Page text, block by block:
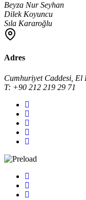
Beyza Nur Seyhan
Dilek Koyuncu
Sıla Kararoğlu
Adres
Cumhuriyet Caddesi,
T: +90 212 219 29 71